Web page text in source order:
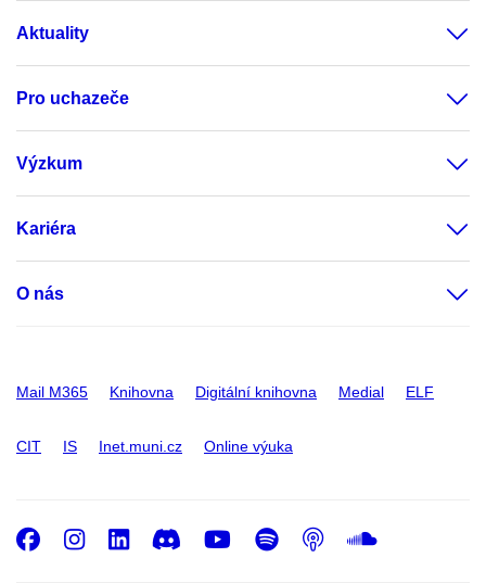
Aktuality
Pro uchazeče
Výzkum
Kariéra
O nás
Mail M365 Knihovna Digitální knihovna Medial ELF
CIT IS Inet.muni.cz Online výuka
Facebook
Instagram
LinkedIn
DiscordYoutube
Spotify
Podcast